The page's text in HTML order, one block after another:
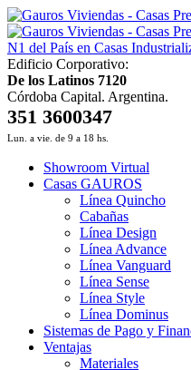
N1 del País en Casas
Edificio Corporativo:
De los Latinos 7120
Córdoba Capital. Argentina.
351 3600347
Lun. a vie. de 9 a 18 hs.
Showroom Virtual
Casas GAUROS
Línea Quincho
Cabañas
Línea Design
Línea Advance
Línea Vanguard
Línea Sense
Línea Style
Línea Dominus
Sistemas de Pago y
Ventajas
Materiales